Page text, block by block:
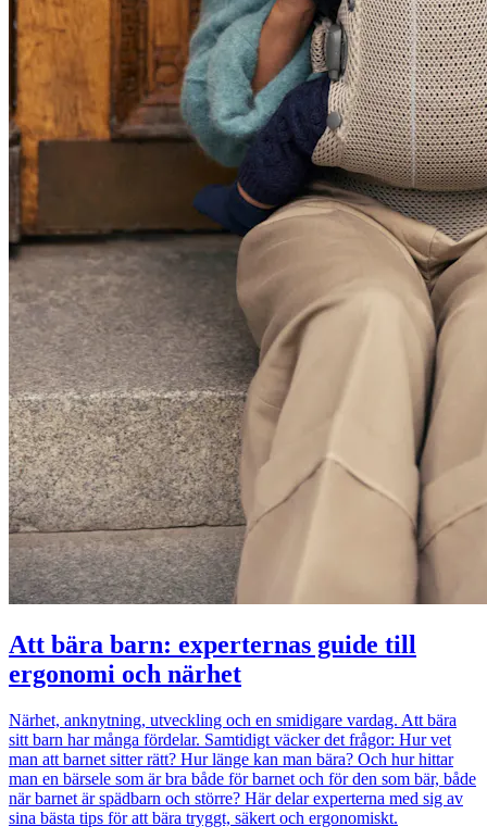
Att bära barn: experternas guide till
ergonomi och närhet
Närhet, anknytning, utveckling och en smidigare vardag. Att bära
sitt barn har många fördelar. Samtidigt väcker det frågor: Hur vet
man att barnet sitter rätt? Hur länge kan man bära? Och hur hittar
man en bärsele som är bra både för barnet och för den som bär, både
när barnet är spädbarn och större? Här delar experterna med sig av
sina bästa tips för att bära tryggt, säkert och ergonomiskt.